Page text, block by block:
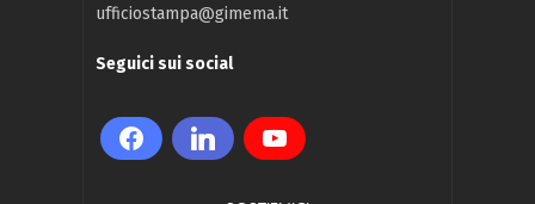
ufficiostampa@gimema.it
Seguici sui social